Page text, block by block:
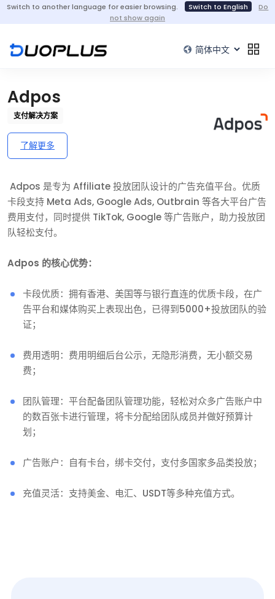
Switch to another language for easier browsing. Switch to English
Do
not show again
Adpos
支付解决方案
了解更多
Adpos 是专为 Affiliate 投放团队设计的广告充值平台。优质
卡段支持 Meta Ads, Google Ads, Outbrain 等各大平台广告
费用支付，同时提供 TikTok, Google 等广告账户，助力投放团
队轻松支付。
Adpos 的核心优势：
卡段优质：拥有香港、美国等与银行直连的优质卡段，在广
告平台和媒体购买上表现出色，已得到5000+投放团队的验
证；
费用透明：费用明细后台公示，无隐形消费，无小额交易
费；
团队管理：平台配备团队管理功能，轻松对众多广告账户中
的数百张卡进行管理，将卡分配给团队成员并做好预算计
划；
广告账户：自有卡台，绑卡交付，支付多国家多品类投放；
充值灵活：支持美金、电汇、USDT等多种充值方式。